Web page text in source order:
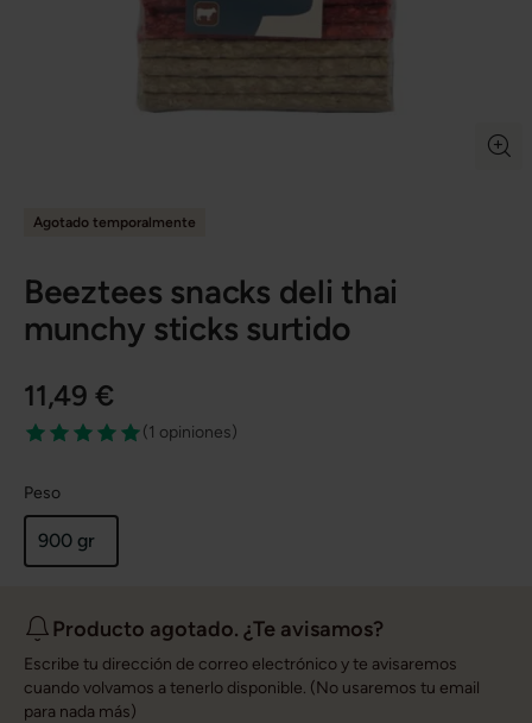
Agotado temporalmente
Beeztees snacks deli thai
munchy sticks surtido
11,49 €
(1 opiniones)
Peso
900 gr
Producto agotado. ¿Te avisamos?
Escribe tu dirección de correo electrónico y te avisaremos
cuando volvamos a tenerlo disponible. (No usaremos tu email
para nada más)